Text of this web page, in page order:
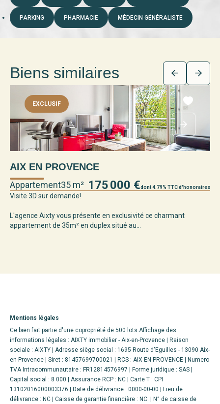
PARKING PHARMACIE MÉDECIN GÉNÉRALISTE
Biens similaires
EXCLUSIF
AIX EN PROVENCE
Appartement35 m² 175 000 €dont 4.79% TTC d'honoraires
Visite 3D sur demande!
L'agence Aixty vous présente en exclusivité ce charmant
appartement de 35m² en duplex situé au...
Mentions légales
Ce bien fait partie d'une copropriété de 500 lots.Affichage des
informations légales : AIXTY immobilier - Aix-en-Provence | Raison
sociale : AIXTY | Adresse siège social : 1695 Route d'Eguilles - 13090 Aix-
en-Provence | Siret : 81457699700021 | RCS : AIX EN PROVENCE | Numero
TVA Intracommunautaire : FR12814576997 | Forme juridique : SAS |
Capital social : 8 000 | Assurance RCP : NC | Carte T : CPI
13102016000003376 | Date de délivrance : 0000-00-00 | Lieu de
délivrance : NC | Caisse de garantie financière : NC. | N° de caisse de